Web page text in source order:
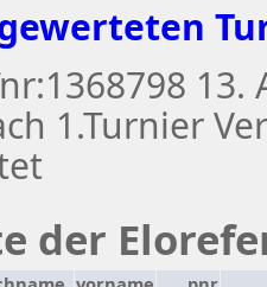
1.Turnier
der